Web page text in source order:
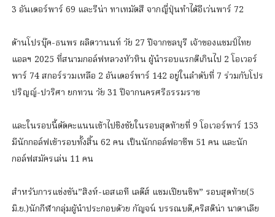
3 อันเดอร์พาร์ 69 และรีน่า ทาเทมัตสึ จากญี่ปุ่นทำได้อีเว่นพาร์ 72
ด้านโปรบุ๊ค-ธนพร ผลิตวานนท์ วัย 27 ปีจากชลบุรี เจ้าของแชมป์ไทย
แอลฯ 2025 ที่สนามกอล์ฟหลวงหัวหิน ผู้นำรอบแรกตีเกินไป 2 โอเวอร์
พาร์ 74 สกอร์รวมเหลือ 2 อันเดอร์พาร์ 142 อยู่ในลำดับที่ 7 ร่วมกับโปร
ปริญญ์-ปวริศา ยกทวน วัย 31 ปีจากนครศรีธรรมราช
และในรอบนี้ตัดคะแนนเข้าไปชิงชัยในรอบสุดท้ายที่ 9 โอเวอร์พาร์ 153
มีนักกอล์ฟเข้ารอบทั้งสิ้น 62 คน เป็นนักกอล์ฟอาชีพ 51 คน และนัก
กอล์ฟสมัครเล่น 11 คน
สำหรับการแข่งขัน”สิงห์-เอสเอที เลดีส์ แชมเปียนชิพ” รอบสุดท้าย(5
มิ.ย.)นักกีฬากลุ่มผู้นำประกอบด้วย กัญจน์ บรรณบดี,คริสติน่า นาตาเลีย